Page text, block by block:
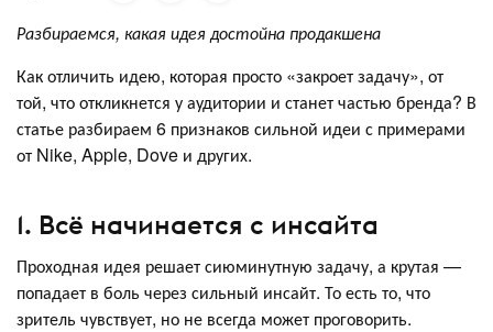
Разбираемся, какая идея достойна продакшена
Как отличить идею, которая просто «закроет задачу», от
той, что откликнется у аудитории и станет частью бренда? В
статье разбираем 6 признаков сильной идеи с примерами
от Nike, Apple, Dove и других.
1. Всё начинается с инсайта
Проходная идея решает сиюминутную задачу, а крутая —
попадает в боль через сильный инсайт. То есть то, что
зритель чувствует, но не всегда может проговорить.